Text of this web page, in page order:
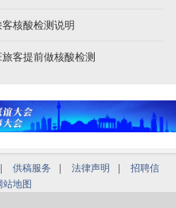
核酸检测说明
客提前做核酸检测
供稿服务 法律声明
招聘信
站地图